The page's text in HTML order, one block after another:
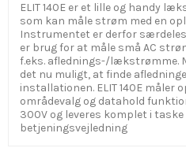
ELIT 140E er et lille og handy
som kan måle strøm med en
Instrumentet er derfor
er brug for at måle små AC
f.eks. aflednings-/lækstrømme.
det nu muligt, at finde
installationen. ELIT 140E måler
områdevalg og datahold
300V og leveres komplet i
betjeningsvejledning